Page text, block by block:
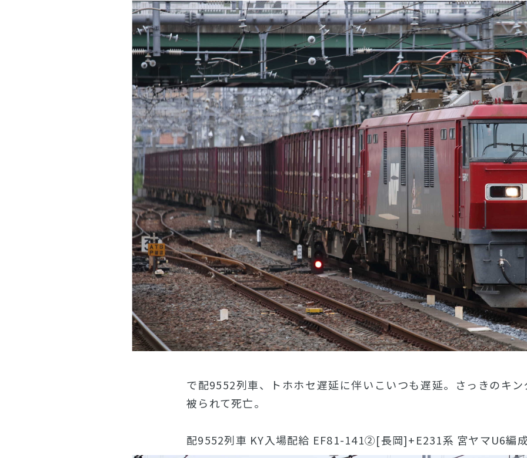
で配9552列車、トホホセ遅延に伴いこいつも遅延。さっきのキ
被られて死亡。
配9552列車 KY入場配給 EF81-141②[長岡]+E231系 宮ヤマU6編